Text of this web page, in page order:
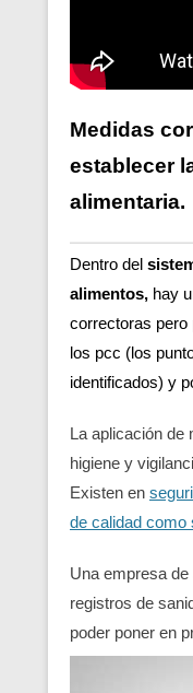
Medidas
establecer
alimentaria.
Dentro del
alimentos, hay
correctoras pero
los pcc (los
identificados) y
La aplicación de
higiene y
Existen en
de calidad como
Una empresa
registros de
poder poner en